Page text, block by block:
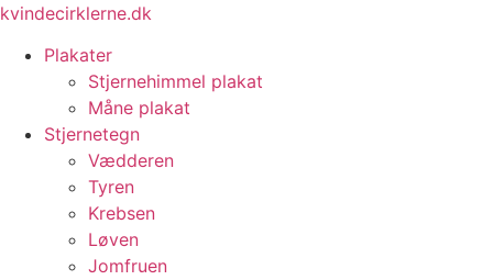
Videre
indhold
kvindecirklerne.dk
Plakater
Stjernehimmel plakat
Måne plakat
Stjernetegn
Vædderen
Tyren
Krebsen
Løven
Jomfruen